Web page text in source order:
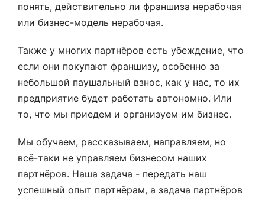
понять, действительно ли франшиза нерабочая
или бизнес-модель нерабочая.
Также у многих партнёров есть убеждение, что
если они покупают франшизу, особенно за
небольшой паушальный взнос, как у нас, то их
предприятие будет работать автономно. Или
то, что мы приедем и организуем им бизнес.
Мы обучаем, рассказываем, направляем, но
всё-таки не управляем бизнесом наших
партнёров. Наша задача - передать наш
успешный опыт партнёрам, а задача партнёров